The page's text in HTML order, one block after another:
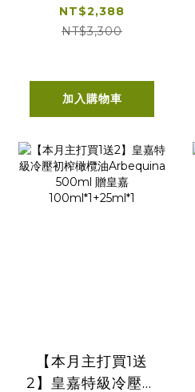
榨橄欖油500ml任
選2入贈100ml*1
NT$2,388
NT$3,300
加入購物車
【本月主打買1送
2】皇嘉特級冷壓初